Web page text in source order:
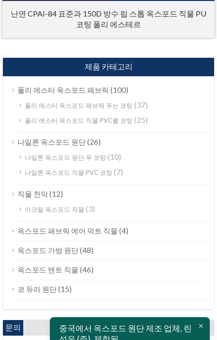
난연 CPAI-84 표준과 150D 방수 립 스톱 옥스포드 직물 PU
코팅 폴리 에스테르
제품 카테고리
폴리 에스터 옥스포드 패브릭 (100)
폴리 에스터 옥스포드 패브릭 푸는 코팅 (37)
폴리 에스터 옥스포드 직물 PVC를 코팅 (25)
나일론 옥스포드 원단(26)
나일론 옥스포드 원단 푸 코팅 (10)
나일론 옥스포드 직물 PVC 코팅 (7)
직물 천막(12)
아크릴 옥스포드 직물 (3)
옥스포드 패브릭 에어 덕트 직물 (4)
옥스포드 가방 원단(48)
옥스포드 텐트 직물 (46)
코 듀라 원단(15)
문의
중국에서 옥스포드 원단 제조 업체, 린